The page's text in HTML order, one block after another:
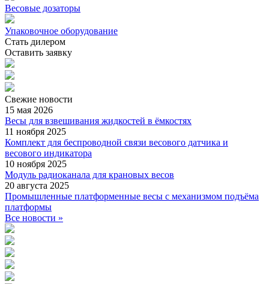
Весовые дозаторы
Упаковочное оборудование
Стать дилером
Оставить заявку
Свежие новости
15 мая 2026
Весы для взвешивания жидкостей в ёмкостях
11 ноября 2025
Комплект для беспроводной связи весового датчика и
весового индикатора
10 ноября 2025
Модуль радиоканала для крановых весов
20 августа 2025
Промышленные платформенные весы с механизмом подъёма
платформы
Все новости »